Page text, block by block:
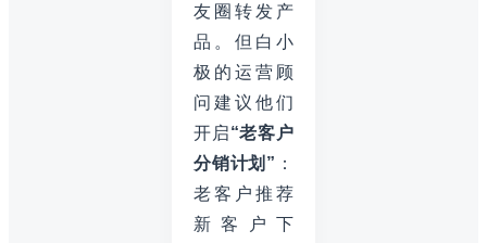
友圈转发产
品。但白小
极的运营顾
问建议他们
开启“老客户
分销计划” ：
老客户推荐
新客户下